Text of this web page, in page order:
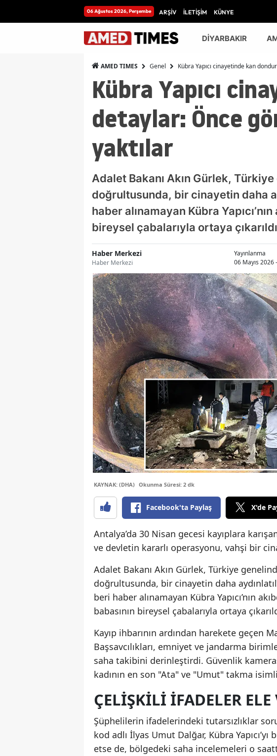
06 Ağustos 2026, Perşembe ARŞİV İLETİŞİM KÜNYE
DİYARBAKIR
AMED TIMES Genel Kübra Yapıcı cinayetinde kan
Kübra Yapıcı
detaylar: Önce
yaktılar
Adalet Bakanı Akın Gürlek,
doğrultusunda, bir cinayetin daha
haber alınamayan Kübra
bireysel çabalarıyla ortaya
Haber Merkezi
Haber Merkezi
Yayınlanma
06 Mayıs 2026
KAYNAK: (DHA) Okunma Süresi: 2 dk
Facebook'ta Paylaş X'de
Antalya’da 30 Nisan gecesi kayıplara
ve devletin kararlı operasyonu, vahşi bir
Adalet Bakanı Akın Gürlek, Türkiye
doğrultusunda, bir cinayetin daha
beri haber alınamayan Kübra Yapıcı’nın
babasının bireysel çabalarıyla ortaya
Kayıp ihbarının ardından harekete geçen
Başsavcılıkları, emniyet ve jandarma
saha takibini derinleştirdi. Güvenlik
kadının en son "Ata" ve "Umut" takma
ÇELIŞKILI IFADELER ELE
Şüphelilerin ifadelerindeki tutarsızlıklar
kod adlı İlyas Umut Dalğar, Kübra
etse de, bölgedeki saha incelemeleri o